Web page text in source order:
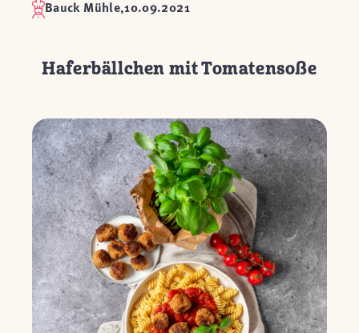
Bauck Mühle,10.09.2021
Haferbällchen mit Tomatensoße